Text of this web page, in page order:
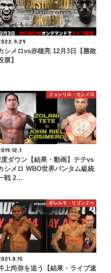
シメロvs赤穂亮 12月3日【勝敗
票】
ジョンリル・カシメロ
度ダウン【結果・動画】テテvs
シメロ WBO世界バンタム級統
戦 2…
ギレルモ・リゴンドー
上尚弥を追う【結果・ライブ速